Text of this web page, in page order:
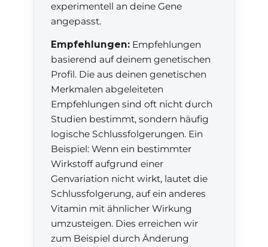
experimentell an deine Gene
angepasst.
Empfehlungen: Empfehlungen
basierend auf deinem genetischen
Profil. Die aus deinen genetischen
Merkmalen abgeleiteten
Empfehlungen sind oft nicht durch
Studien bestimmt, sondern häufig
logische Schlussfolgerungen. Ein
Beispiel: Wenn ein bestimmter
Wirkstoff aufgrund einer
Genvariation nicht wirkt, lautet die
Schlussfolgerung, auf ein anderes
Vitamin mit ähnlicher Wirkung
umzusteigen. Dies erreichen wir
zum Beispiel durch Änderung